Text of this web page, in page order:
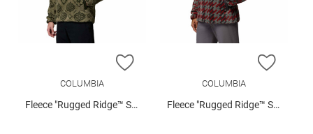
ZUR WUNSCHLISTE HINZUFÜGEN
COLUMBIA
Fleece "Rugged Ridge™ Sherpa"
ZUR
COLUMBIA
Fleece "Rugged Ridge™ Sherpa"